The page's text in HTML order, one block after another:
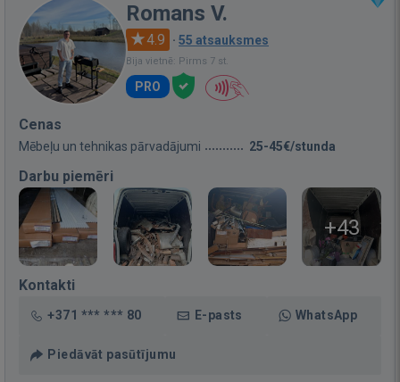
Romans V.
4.9 · 55 atsauksmes
Bija vietnē: Pirms 7 st.
PRO
Cenas
Mēbeļu un tehnikas pārvadājumi 25-45€/stunda
Darbu piemēri
+43
Kontakti
+371 *** *** 80 E-pasts WhatsApp
Piedāvāt pasūtījumu